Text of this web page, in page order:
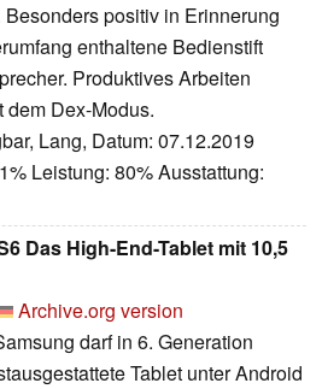
positiv in Erinnerung
enthaltene Bedienstift
Produktives Arbeiten
Dex-Modus.
Lang, Datum: 07.12.2019
Leistung: 80% Ausstattung:
Das High-End-Tablet mit 10,5
Archive.org version
darf in 6. Generation
Tablet unter Android